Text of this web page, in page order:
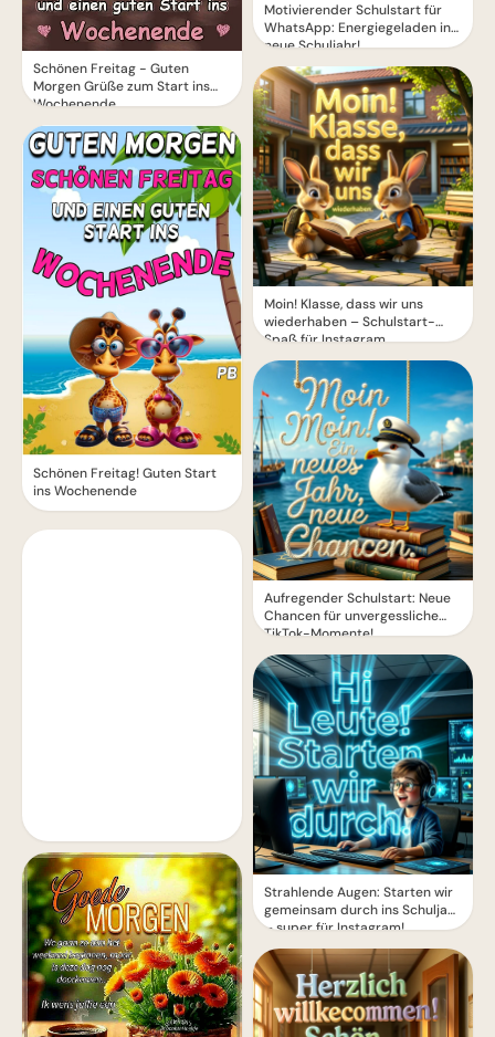
Schönen Freitag - Guten
Morgen Grüße zum Start ins
Wochenende
Schönen Freitag! Guten Start
ins Wochenende
Motivierender Schulstart für
WhatsApp: Energiegeladen ins
neue Schuljahr!
Moin! Klasse, dass wir uns
wiederhaben – Schulstart-
Spaß für Instagram
Aufregender Schulstart: Neue
Chancen für unvergessliche
TikTok-Momente!
Strahlende Augen: Starten wir
gemeinsam durch ins Schuljahr
– super für Instagram!